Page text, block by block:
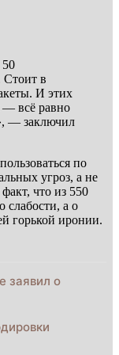
Стоит в
И этих
— всё равно
— заключил
по
угроз, а не
что из 550
слабости, а о
горькой иронии.
заявил о